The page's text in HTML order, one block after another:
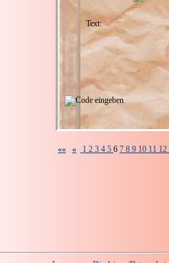
Text:
«« « 1 2 3 4 5 6 7 8 9 10 11 12